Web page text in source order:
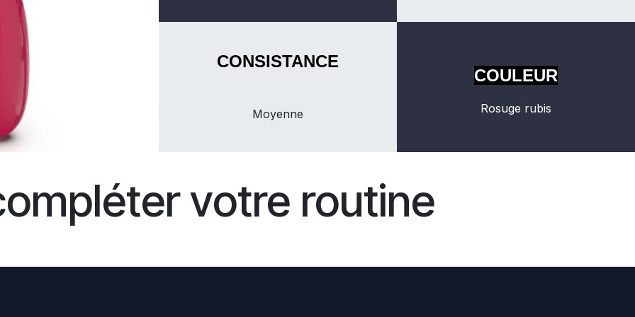
CONSISTANCE
Moyenne
COULEUR
Rosuge rubis
votre routine